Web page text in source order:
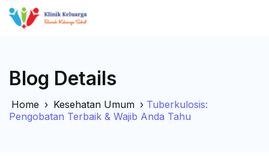
Blog Details
Home › Kesehatan Umum › Tuberkulosis:
Pengobatan Terbaik & Wajib Anda Tahu